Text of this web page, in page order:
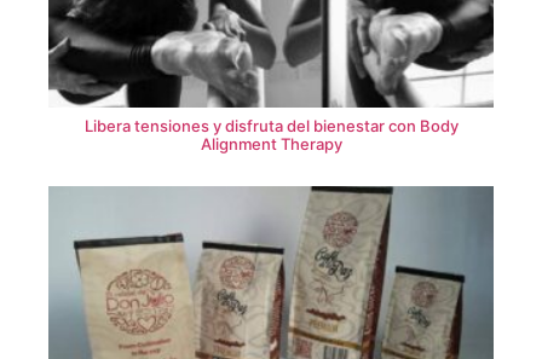
Libera tensiones y disfruta del bienestar con Body
Alignment Therapy